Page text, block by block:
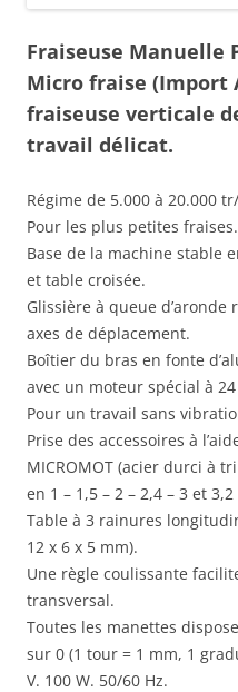
Fraiseuse Manuelle
Micro fraise (Import
fraiseuse verticale
travail délicat.
Régime de 5.000 à 20.000
Pour les plus petites fraises.
Base de la machine stable
et table croisée.
Glissière à queue
axes de déplacement.
Boîtier du bras en fonte
avec un moteur spécial à
Pour un travail sans
Prise des accessoires à
MICROMOT (acier durci à
en 1 – 1,5 – 2 – 2,4 – 3 et
Table à 3 rainures
12 x 6 x 5 mm).
Une règle coulissante
transversal.
Toutes les manettes
sur 0 (1 tour = 1 mm, 1
V. 100 W. 50/60 Hz.